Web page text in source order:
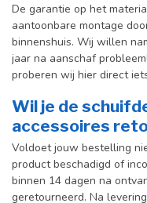
De garantie op het
aantoonbare montage
binnenshuis. Wij willen
jaar na aanschaf
proberen wij hier direct
Wil je de
accessoires
Voldoet jouw bestelling
product beschadigd of
binnen 14 dagen na
geretourneerd. Na